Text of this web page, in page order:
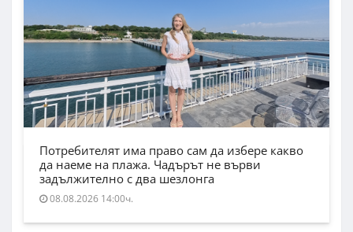
Потребителят има право сам да избере какво
да наеме на плажа. Чадърът не върви
задължително с два шезлонга
08.08.2026 14:00ч.